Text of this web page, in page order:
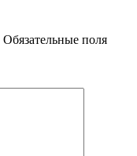
Обязательные поля